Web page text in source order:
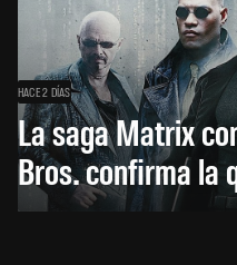
HACE 2 DÍAS
La saga Matrix
Bros. confirma la